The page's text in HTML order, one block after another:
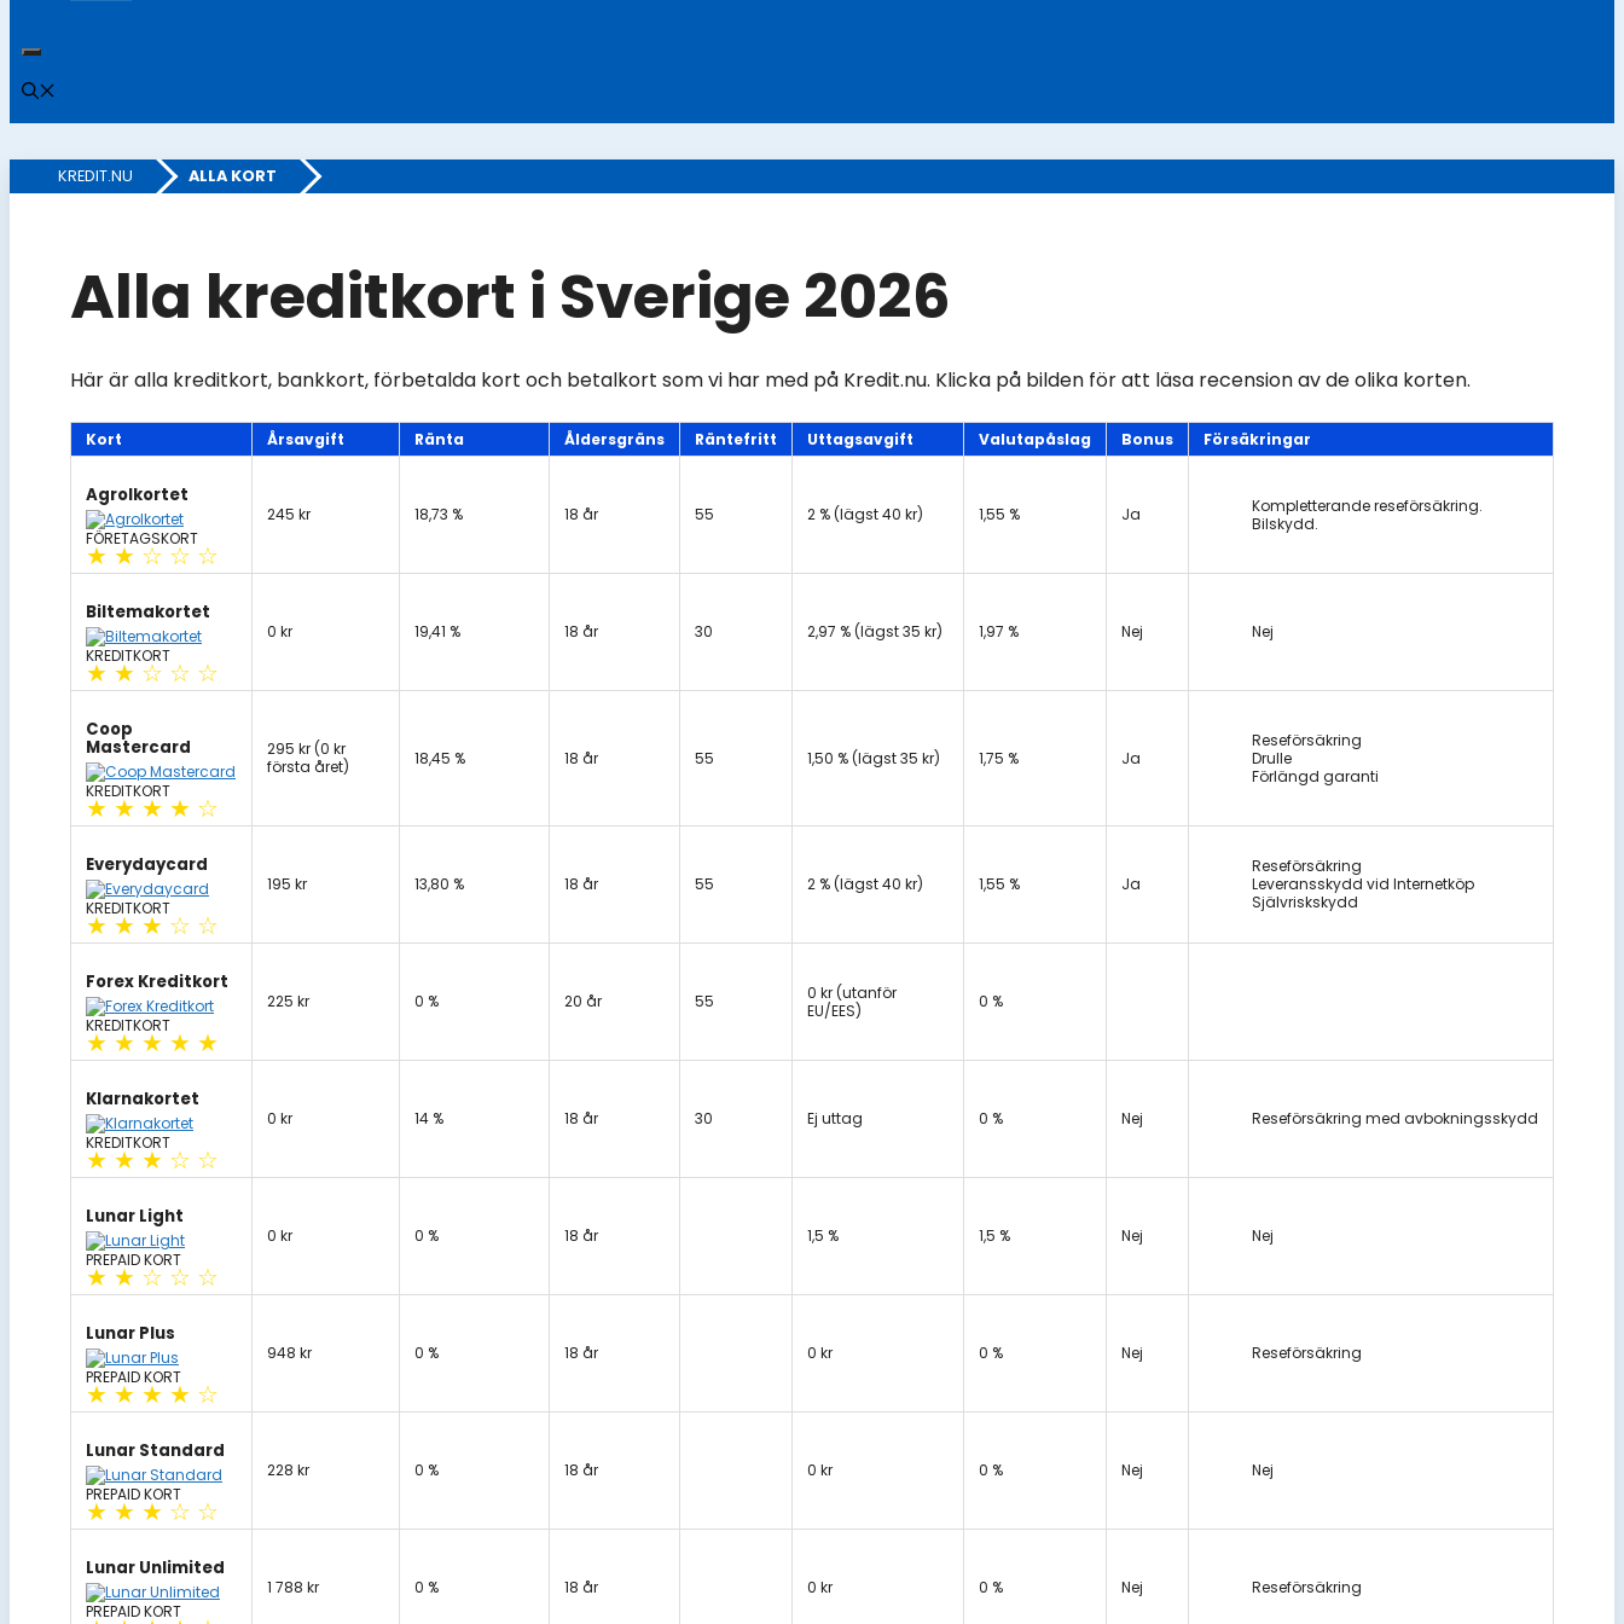
KREDIT.NU ALLA KORT
Alla kreditkort i Sverige 2026
Här är alla kreditkort, bankkort, förbetalda kort och betalkort som vi har med på Kredit.nu. Klicka på bilden för att läsa recension av de olika korten.
Kort Årsavgift Ränta Åldersgräns Räntefritt Uttagsavgift Valutapåslag Bonus Försäkringar
Agrolkortet
FÖRETAGSKORT
★★☆☆☆
245 kr 18,73 % 18 år 55 2 % (lägst 40 kr) 1,55 % Ja
Kompletterande reseförsäkring.
Bilskydd.
Biltemakortet
KREDITKORT
★★☆☆ ☆
0 kr 19,41 % 18 år 30 2,97 % (lägst 35 kr) 1,97 % Nej Nej
Coop
Mastercard
KREDITKORT
★★★★ ☆
295 kr (0 kr
första året)
18,45 % 18 år 55 1,50 % (lägst 35 kr) 1,75 % Ja
Reseförsäkring
Drulle
Förlängd garanti
Everydaycard
KREDITKORT
★★★☆ ☆
195 kr 13,80 % 18 år 55 2 % (lägst 40 kr) 1,55 % Ja
Reseförsäkring
Leveransskydd vid Internetköp
Självriskskydd
Forex Kreditkort
KREDITKORT
★★★★ ★
225 kr 0 % 20 år 55
0 kr (utanför
EU/EES)
0 %
Klarnakortet
KREDITKORT
★★★☆ ☆
0 kr 14 % 18 år 30 Ej uttag 0 % Nej Reseförsäkring med avbokningsskydd
Lunar Light
PREPAID KORT
★★☆☆ ☆
0 kr 0 % 18 år 1,5 % 1,5 % Nej Nej
Lunar Plus
PREPAID KORT
★★★★ ☆
948 kr 0 % 18 år 0 kr 0 % Nej Reseförsäkring
Lunar Standard
PREPAID KORT
★★★☆ ☆
228 kr 0 % 18 år 0 kr 0 % Nej Nej
Lunar Unlimited
PREPAID KORT
1 788 kr 0 % 18 år 0 kr 0 % Nej Reseförsäkring